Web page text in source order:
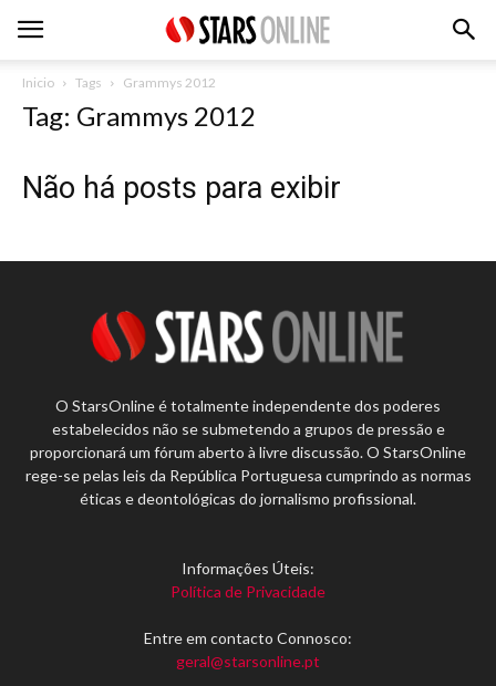
Inicio Tags Grammys 2012
Tag: Grammys 2012
Não há posts para exibir
O StarsOnline é totalmente independente dos poderes
estabelecidos não se submetendo a grupos de pressão e
proporcionará um fórum aberto à livre discussão. O StarsOnline
rege-se pelas leis da República Portuguesa cumprindo as normas
éticas e deontológicas do jornalismo profissional.
Informações Úteis:
Política de Privacidade
Entre em contacto Connosco:
geral@starsonline.pt